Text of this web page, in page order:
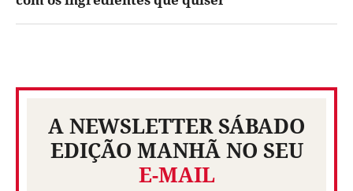
A NEWSLETTER SÁBADO
EDIÇÃO MANHÃ NO SEU
E-MAIL